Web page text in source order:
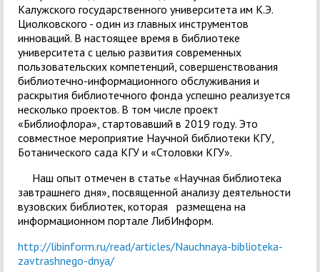
Калужского государственного университета им К.Э.
Циолковского - один из главных инструментов
инноваций. В настоящее время в библиотеке
университета с целью развития современных
пользовательских компетенций, совершенствования
библиотечно-информационного обслуживания и
раскрытия библиотечного фонда успешно реализуется
несколько проектов. В том числе проект
«Библиофлора», стартовавший в 2019 году. Это
совместное мероприятие Научной библиотеки КГУ,
Ботанического сада КГУ и «Столовки КГУ».
Наш опыт отмечен в статье «Научная библиотека
завтрашнего дня», посвященной анализу деятельности
вузовских библиотек, которая размещена на
информационном портале ЛибИнформ.
http://libinform.ru/read/articles/Nauchnaya-biblioteka-
zavtrashnego-dnya/